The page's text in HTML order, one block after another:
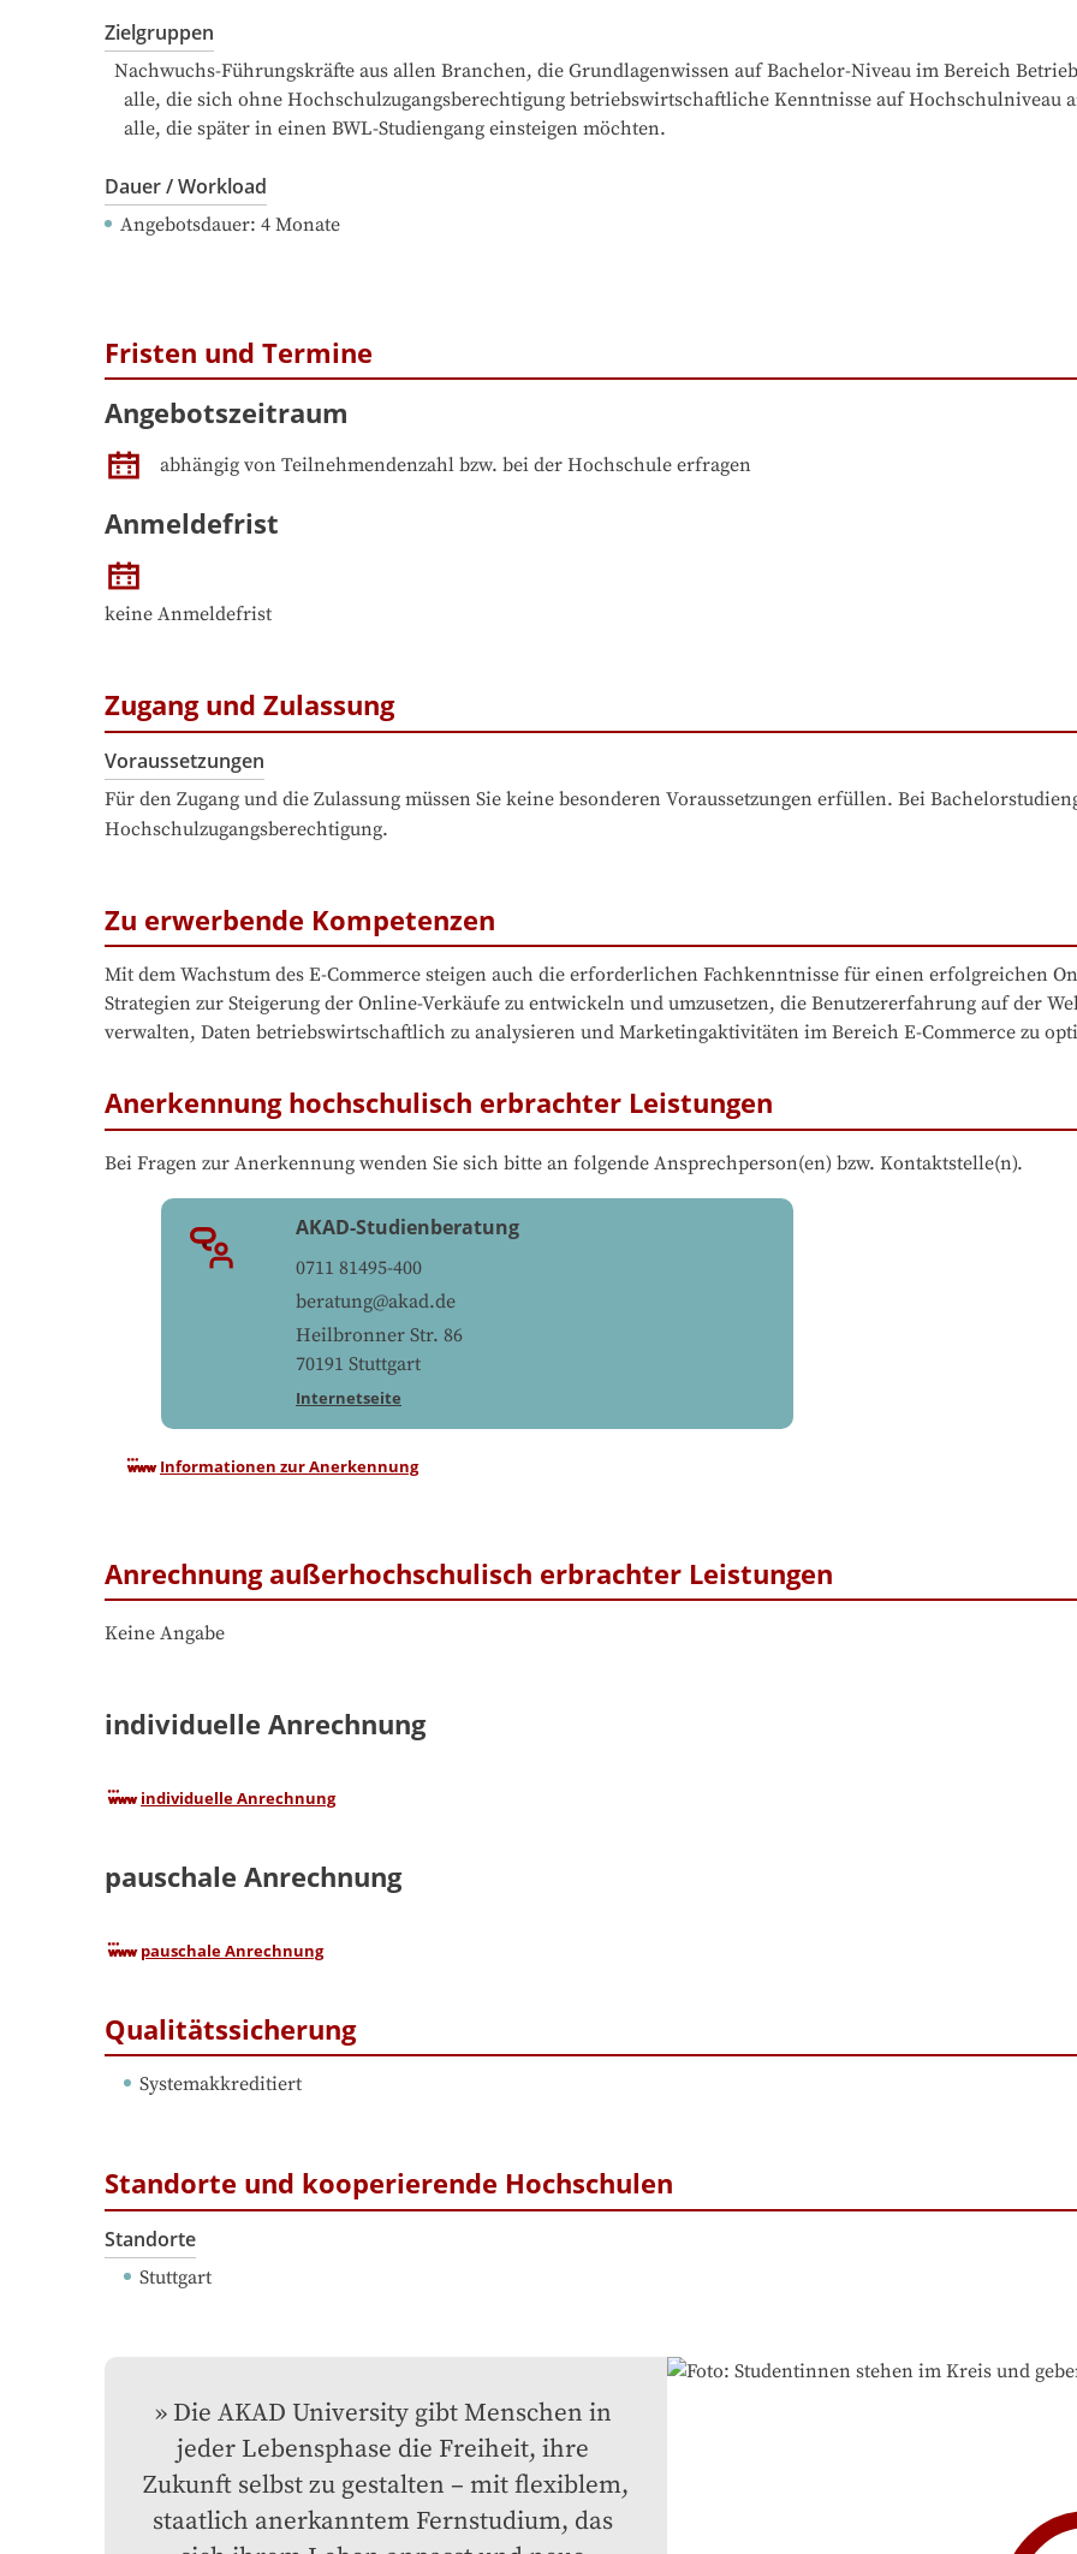
Zielgruppen
    alle, die später in einen BWL-Studiengang einsteigen möchten.
Dauer / Workload
Angebotsdauer: 4 Monate
Fristen und Termine
Angebotszeitraum
abhängig von Teilnehmendenzahl bzw. bei der Hochschule erfragen
Anmeldefrist
keine Anmeldefrist
Zugang und Zulassung
Voraussetzungen
Für den Zugang und die Zulassung müssen Sie keine besonderen Voraussetzungen erfüllen. Bei
Hochschulzugangsberechtigung.
Zu erwerbende Kompetenzen
Mit dem Wachstum des E-Commerce steigen auch die erforderlichen Fachkenntnisse für einen erfolgreichen
Strategien zur Steigerung der Online-Verkäufe zu entwickeln und umzusetzen, die Benutzererfahrung auf der
verwalten, Daten betriebswirtschaftlich zu analysieren und Marketingaktivitäten im Bereich E-Commerce zu
Anerkennung hochschulisch erbrachter Leistungen
Bei Fragen zur Anerkennung wenden Sie sich bitte an folgende Ansprechperson(en) bzw. Kontaktstelle(n).
AKAD-Studienberatung
0711 81495-400
beratung@akad.de
Heilbronner Str. 86
70191 Stuttgart
Internetseite
Informationen zur Anerkennung
Anrechnung außerhochschulisch erbrachter Leistungen
Keine Angabe
individuelle Anrechnung
individuelle Anrechnung
pauschale Anrechnung
pauschale Anrechnung
Qualitätssicherung
Systemakkreditiert
Standorte und kooperierende Hochschulen
Standorte
Stuttgart
Die AKAD University gibt Menschen in
jeder Lebensphase die Freiheit, ihre
Zukunft selbst zu gestalten – mit flexiblem,
staatlich anerkanntem Fernstudium, das